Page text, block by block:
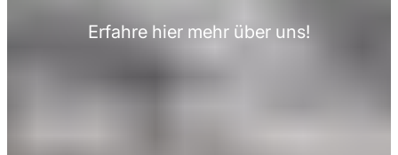
Erfahre hier mehr über uns!